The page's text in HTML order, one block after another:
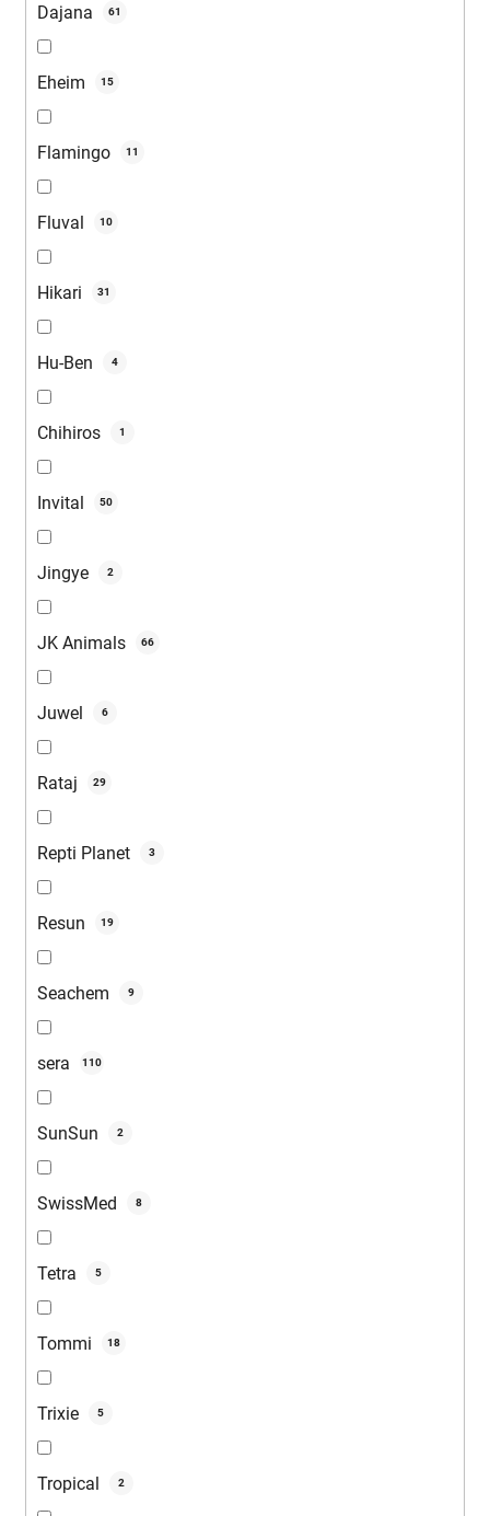
Dajana 61
Eheim 15
Flamingo 11
Fluval 10
Hikari 31
Hu-Ben 4
Chihiros 1
Invital 50
Jingye 2
JK Animals 66
Juwel 6
Rataj 29
Repti Planet 3
Resun 19
Seachem 9
sera 110
SunSun 2
SwissMed 8
Tetra 5
Tommi 18
Trixie 5
Tropical 2